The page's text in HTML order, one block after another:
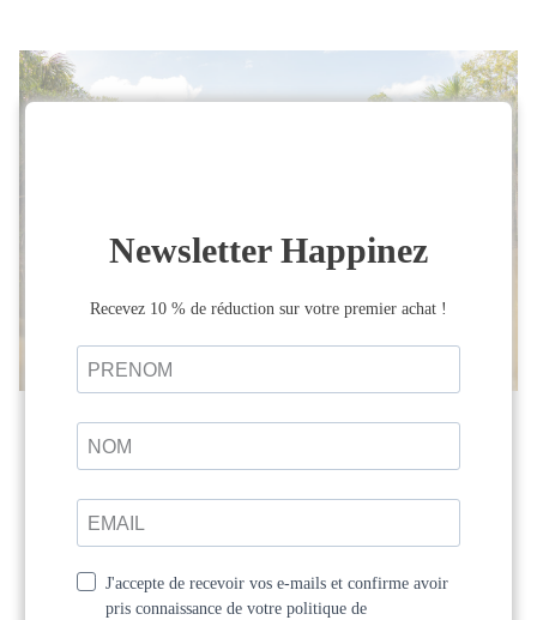
Retraite : Danse, yoga et
développement personnel
retraite de danse, yoga et développement